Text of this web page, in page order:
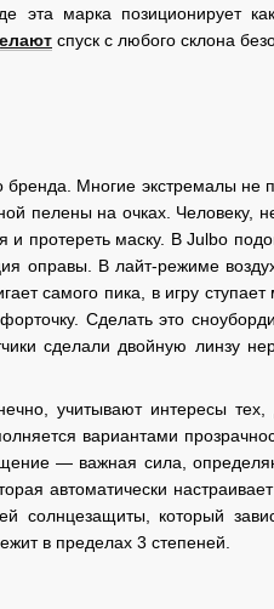
эта марка позиционирует
спуск с любого склона
бренда. Многие экстремалы
пелены на очках.
протереть маску. В Julbo
оправы. В лайт-режиме
самого пика, в игру
Сделать это
сделали двойную линзу
учитывают интересы
вариантами
— важная сила,
автоматически
солнцезащиты, который
в пределах 3 степеней.